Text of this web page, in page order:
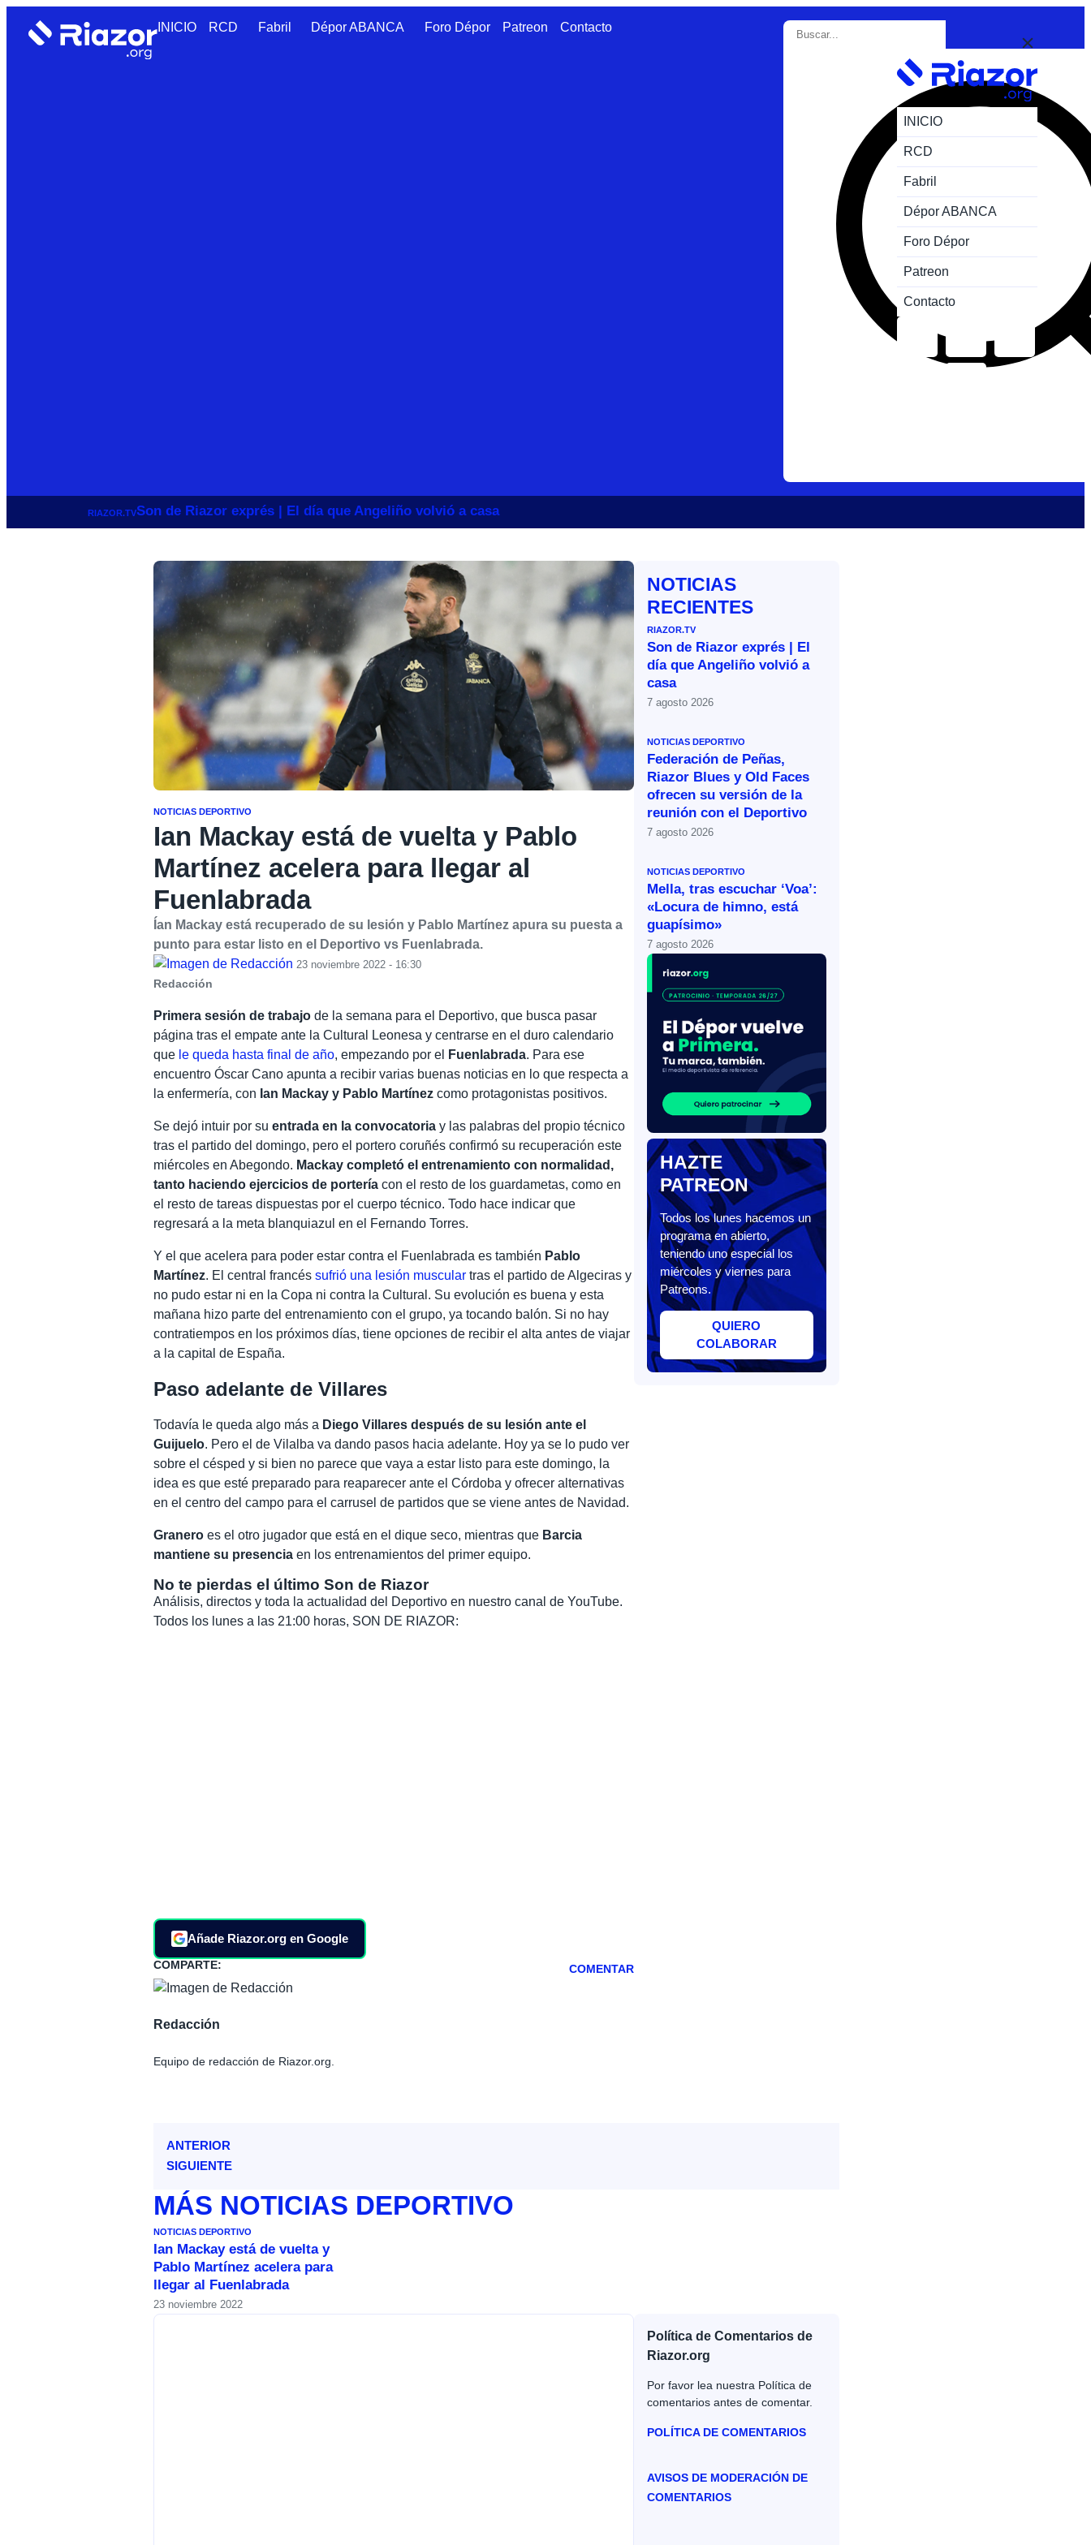
INICIO RCD Fabril Dépor ABANCA Foro Dépor Patreon Contacto
INICIO
RCD
Fabril
Dépor ABANCA
Foro Dépor
Patreon
Contacto
RIAZOR.TVSon de Riazor exprés | El día que Angeliño volvió a casa
NOTICIAS DEPORTIVO
Ian Mackay está de vuelta y Pablo
Martínez acelera para llegar al
Fuenlabrada
Ían Mackay está recuperado de su lesión y Pablo Martínez apura su puesta a
punto para estar listo en el Deportivo vs Fuenlabrada.
Redacción
23 noviembre 2022 - 16:30
Primera sesión de trabajo de la semana para el Deportivo, que busca pasar
página tras el empate ante la Cultural Leonesa y centrarse en el duro calendario
que le queda hasta final de año, empezando por el Fuenlabrada. Para ese
encuentro Óscar Cano apunta a recibir varias buenas noticias en lo que respecta a
la enfermería, con Ian Mackay y Pablo Martínez como protagonistas positivos.
Se dejó intuir por suentrada en la convocatoria y las palabras del propio técnico
tras el partido del domingo, pero el portero coruñés confirmó su recuperación este
miércoles en Abegondo. Mackay completó el entrenamiento con normalidad,
tanto haciendo ejercicios de portería con el resto de los guardametas, como en
el resto de tareas dispuestas por el cuerpo técnico. Todo hace indicar que
regresará a la meta blanquiazul en el Fernando Torres.
Y el que acelera para poder estar contra el Fuenlabrada es también Pablo
Martínez. El central francéssufrió una lesión musculartras el partido de Algeciras y
no pudo estar ni en la Copa ni contra la Cultural. Su evolución es buena y esta
mañana hizo parte del entrenamiento con el grupo, ya tocando balón. Si no hay
contratiempos en los próximos días, tiene opciones de recibir el alta antes de viajar
a la capital de España.
Paso adelante de Villares
Todavía le queda algo más a Diego Villares después de su lesión ante el
Guijuelo. Pero el de Vilalba va dando pasos hacia adelante. Hoy ya se lo pudo ver
sobre el césped y si bien no parece que vaya a estar listo para este domingo, la
idea es que esté preparado para reaparecer ante el Córdoba y ofrecer alternativas
en el centro del campo para el carrusel de partidos que se viene antes de Navidad.
Granero es el otro jugador que está en el dique seco, mientras que Barcia
mantiene su presencia en los entrenamientos del primer equipo.
No te pierdas el último Son de Riazor
Análisis, directos y toda la actualidad del Deportivo en nuestro canal de YouTube.
Todos los lunes a las 21:00 horas, SON DE RIAZOR:
Añade Riazor.org en Google
COMPARTE: COMENTAR
Redacción
Equipo de redacción de Riazor.org.
NOTICIAS
RECIENTES
RIAZOR.TV
Son de Riazor exprés | El
día que Angeliño volvió a
casa
7 agosto 2026
NOTICIAS DEPORTIVO
Federación de Peñas,
Riazor Blues y Old Faces
ofrecen su versión de la
reunión con el Deportivo
7 agosto 2026
NOTICIAS DEPORTIVO
Mella, tras escuchar ‘Voa’:
«Locura de himno, está
guapísimo»
7 agosto 2026
HAZTE
PATREON
Todos los lunes hacemos un
programa en abierto,
teniendo uno especial los
miércoles y viernes para
Patreons.
QUIERO
COLABORAR
ANTERIOR
SIGUIENTE
MÁS NOTICIAS DEPORTIVO
NOTICIAS DEPORTIVO
Ian Mackay está de vuelta y
Pablo Martínez acelera para
llegar al Fuenlabrada
23 noviembre 2022
Política de Comentarios de
Riazor.org
Por favor lea nuestra Política de
comentarios antes de comentar.
POLÍTICA DE COMENTARIOS
AVISOS DE MODERACIÓN DE
COMENTARIOS